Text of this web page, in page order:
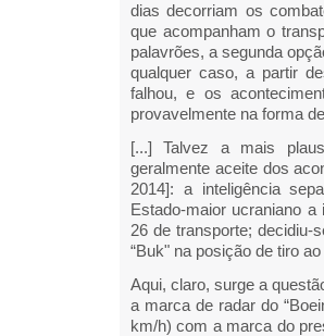
dias decorriam os
que acompanham o
palavrões, a segunda
qualquer caso, a partir
falhou, e os
provavelmente na forma
[...] Talvez a mais
geralmente aceite dos
2014]: a inteligência
Estado-maior ucraniano
26 de transporte; decidiu-
“Buk" na posição de tiro
Aqui, claro, surge a
a marca de radar do
km/h) com a marca do